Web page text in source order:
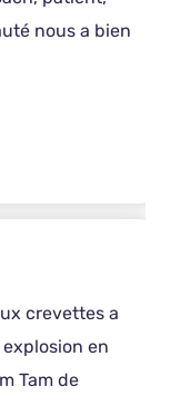
nous a bien
crevettes a
en
Tam de